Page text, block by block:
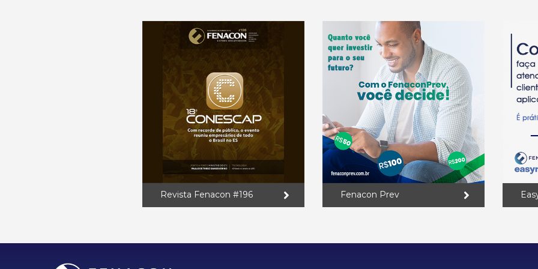
Revista Fenacon #196 Fenacon Prev